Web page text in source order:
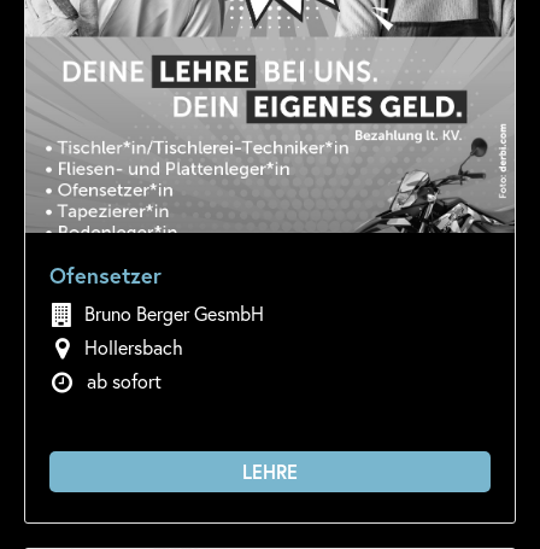
Ofensetzer
Bruno Berger GesmbH
Hollersbach
ab sofort
LEHRE